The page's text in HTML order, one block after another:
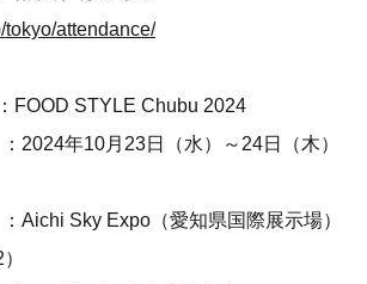
tokyo/attendance/
STYLE Chubu 2024
年10月23日（水）～24日（木）
Sky Expo（愛知県国際展示場）